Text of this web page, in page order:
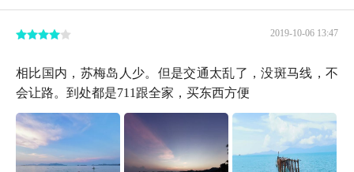
2019-10-06 13:47
相比国内，苏梅岛人少。但是交通太乱了，没斑马线，不
会让路。到处都是711跟全家，买东西方便